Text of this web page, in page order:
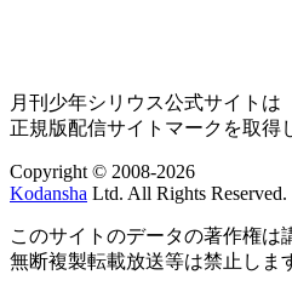
月刊少年シリウス公式サイトは
正規版配信サイトマークを取得
Copyright © 2008-2026
Kodansha Ltd. All Rights Reserved.
このサイトのデータの著作権は
無断複製転載放送等は禁止しま